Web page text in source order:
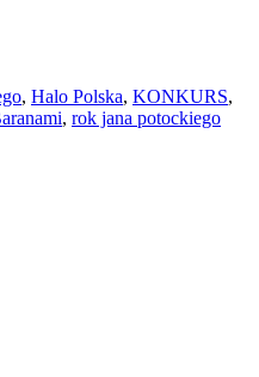
, Halo Polska, KONKURS,
, rok jana potockiego